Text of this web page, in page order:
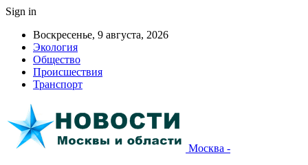
Sign in
Воскресенье, 9 августа, 2026
Экология
Общество
Происшествия
Транспорт
Москва -